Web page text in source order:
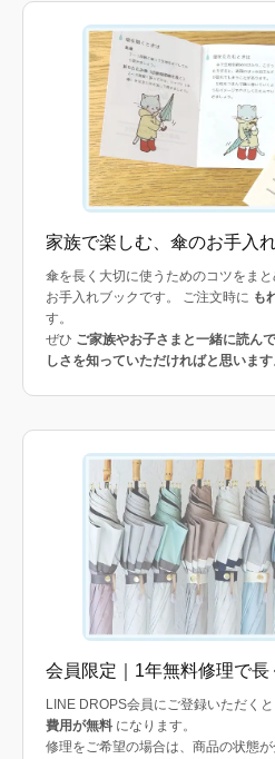
家族で楽しむ、傘のお手入
傘を長く大切に使うためのコツをま
お手入れブックです。 ご注文時に も
す。
ぜひ ご家族やお子さまと一緒に読ん
しさを知っていただければと思います
会員限定｜1年無料修理で長
LINE DROPS会員にご登録いただくと
費用が無料 になります。
修理をご希望の場合は、商品の状態